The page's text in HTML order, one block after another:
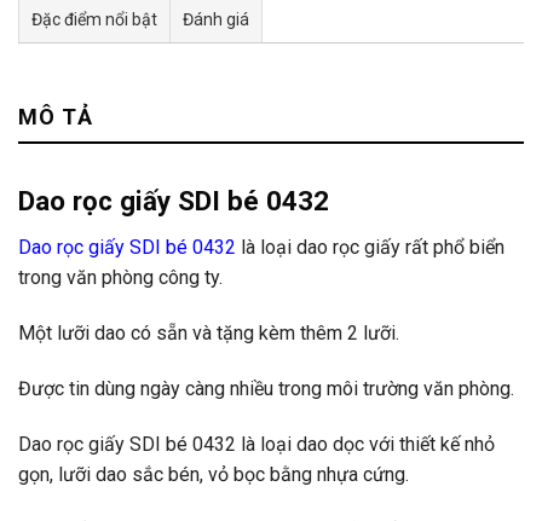
Đặc điểm nổi bật Đánh giá
MÔ TẢ
Dao rọc giấy SDI bé 0432
Dao rọc giấy SDI bé 0432 là loại dao rọc giấy rất phổ biển
trong văn phòng công ty.
Một lưỡi dao có sẵn và tặng kèm thêm 2 lưỡi.
Được tin dùng ngày càng nhiều trong môi trường văn phòng.
Dao rọc giấy SDI bé 0432 là loại dao dọc với thiết kế nhỏ
gọn, lưỡi dao sắc bén, vỏ bọc bằng nhựa cứng.